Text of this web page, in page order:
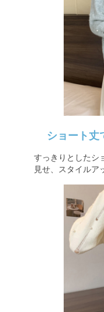
ショート丈
すっきりとしたシ
見せ、スタイルア